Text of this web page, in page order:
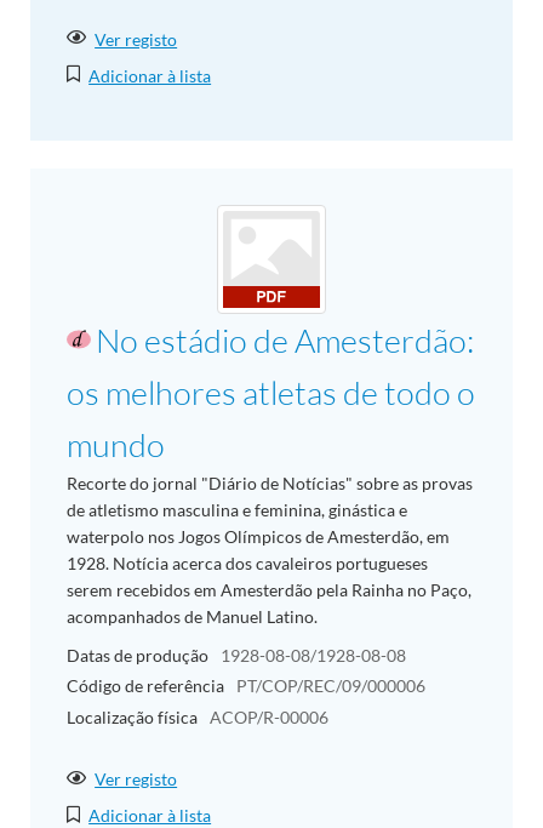
Ver registo
Adicionar à lista
No estádio de Amesterdão:
os melhores atletas de todo o
mundo
Recorte do jornal "Diário de Notícias" sobre as provas
de atletismo masculina e feminina, ginástica e
waterpolo nos Jogos Olímpicos de Amesterdão, em
1928. Notícia acerca dos cavaleiros portugueses
serem recebidos em Amesterdão pela Rainha no Paço,
acompanhados de Manuel Latino.
Datas de produção
1928-08-08/1928-08-08
Código de referência
PT/COP/REC/09/000006
Localização física ACOP/R-00006
Ver registo
Adicionar à lista